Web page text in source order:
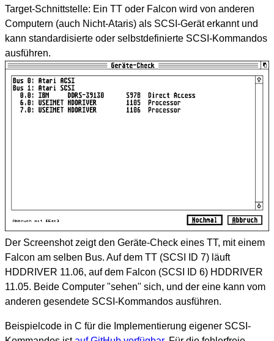
Target-Schnittstelle: Ein TT oder Falcon wird von anderen
Computern (auch Nicht-Ataris) als SCSI-Gerät erkannt und
kann standardisierte oder selbstdefinierte SCSI-Kommandos
ausführen.
Der Screenshot zeigt den Geräte-Check eines TT, mit einem
Falcon am selben Bus. Auf dem TT (SCSI ID 7) läuft
HDDRIVER 11.06, auf dem Falcon (SCSI ID 6) HDDRIVER
11.05. Beide Computer "sehen" sich, und der eine kann vom
anderen gesendete SCSI-Kommandos ausführen.
Beispielcode in C für die Implementierung eigener SCSI-